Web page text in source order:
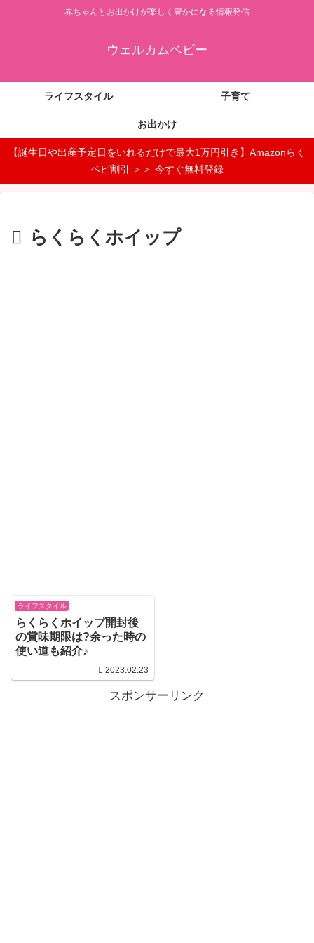
赤ちゃんとお出かけが楽しく豊かになる情報発信
ウェルカムベビー
ライフスタイル 子育て
お出かけ
【誕生日や出産予定日をいれるだけで最大1万円引き】Amazonらく
ベビ割引 ＞＞ 今すぐ無料登録
らくらくホイップ
ライフスタイル
らくらくホイップ開封後
の賞味期限は?余った時の
使い道も紹介♪
2023.02.23
スポンサーリンク